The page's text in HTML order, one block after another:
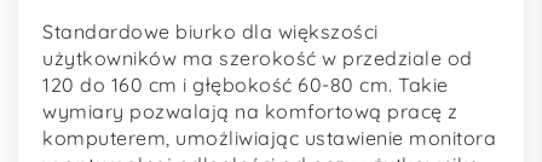
Standardowe biurko dla większości
użytkowników ma szerokość w przedziale od
120 do 160 cm i głębokość 60-80 cm. Takie
wymiary pozwalają na komfortową pracę z
komputerem, umożliwiając ustawienie monitora